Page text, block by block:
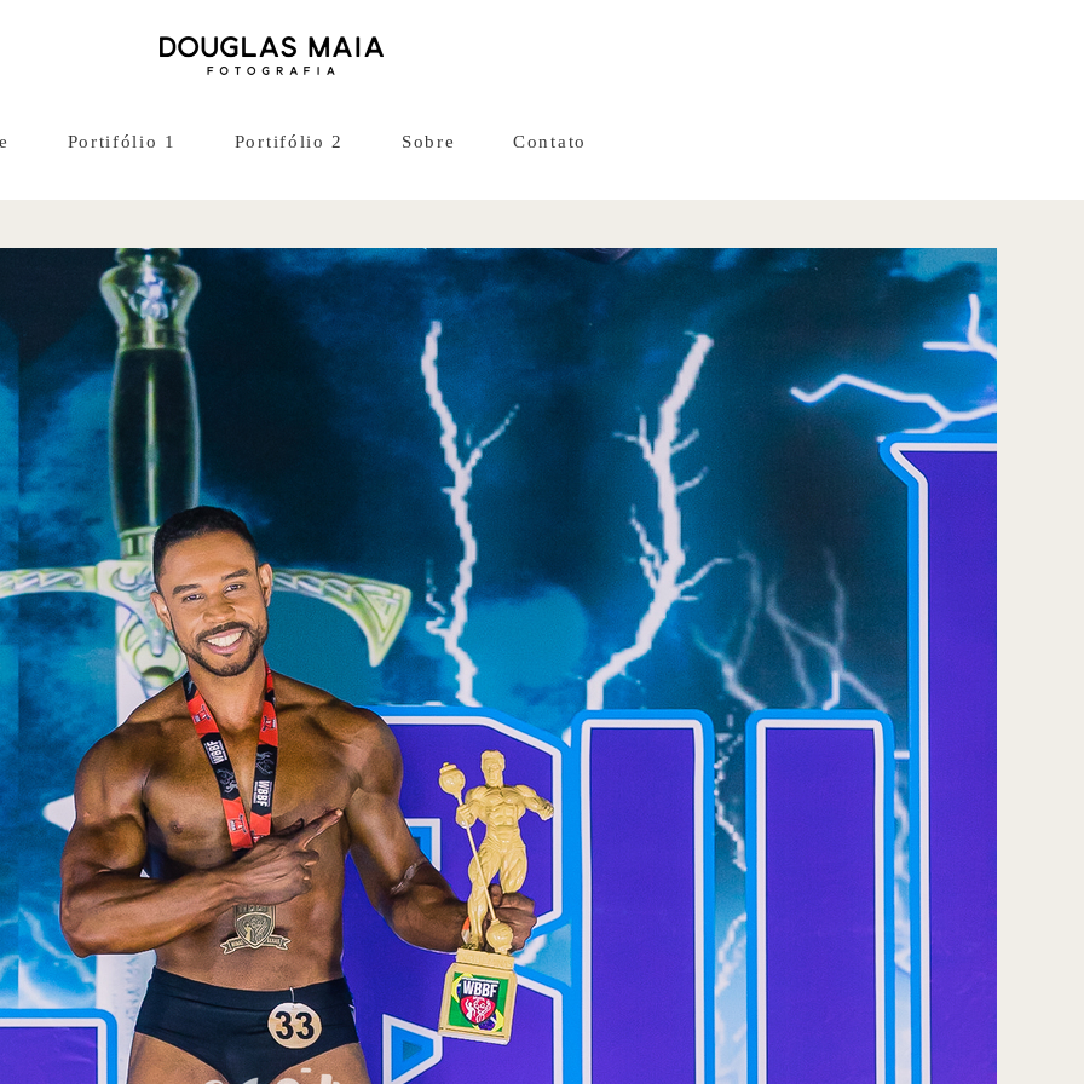
Portifólio 1 Portifólio 2 Sobre Contato